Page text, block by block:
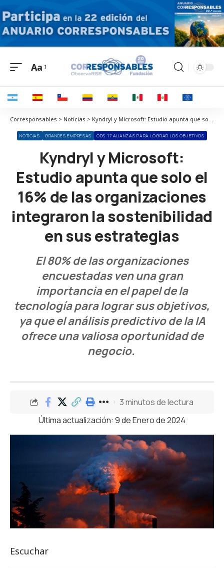
Aa
Corresponsables > Noticias > Kyndryl y Microsoft: Estudio apunta que solo el 16% de las organizaciones integraron la sostenibilidad en sus estrategias
NOTICIAS GRANDES EMPRESAS ODS 17 ALIANZAS PARA LOGRAR LOS OBJETIVOS
Kyndryl y Microsoft:
Estudio apunta que solo el
16% de las organizaciones
integraron la sostenibilidad
en sus estrategias
El 80% de las organizaciones
encuestadas ven una gran
importancia en el papel de la
tecnología para lograr sus objetivos,
ya que el análisis predictivo de la IA
ofrece una valiosa oportunidad de
negocio.
Última actualización: 9 de Enero de 2024
3 minutos de lectura
Escuchar